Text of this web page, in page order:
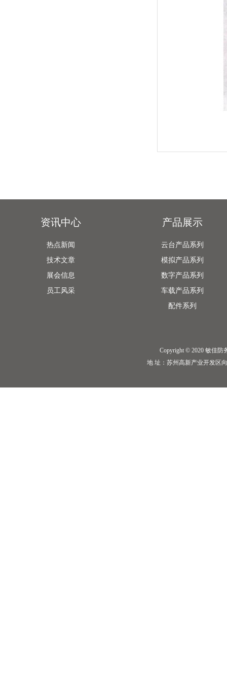
资讯中心
热点新闻
技术文章
展会信息
员工风采
产品展示
云台产品系列
模拟产品系列
数字产品系列
车载产品系列
配件系列
Copyright © 2020 敏佳防
地 址：苏州高新产业开发区向